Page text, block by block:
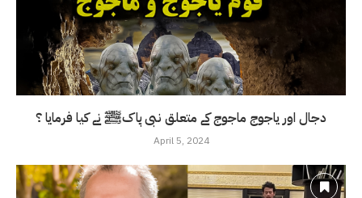
دجال اور یاجوج ماجوج کے متعلق نبی پاکﷺ نے کیا فرمایا ؟
April 5, 2024